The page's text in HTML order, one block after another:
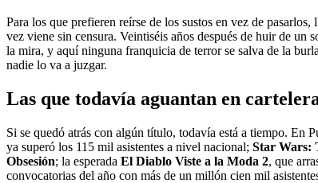
Para los que prefieren reírse de los sustos en vez de pasarlos,
vez viene sin censura. Veintiséis años después de huir de un
la mira, y aquí ninguna franquicia de terror se salva de la
nadie lo va a juzgar.
Las que todavía aguantan en
Si se quedó atrás con algún título, todavía está a tiempo. En
ya superó los 115 mil asistentes a nivel nacional; Star Wars:
Obsesión; la esperada El Diablo Viste a la Moda 2, que
convocatorias del año con más de un millón cien mil